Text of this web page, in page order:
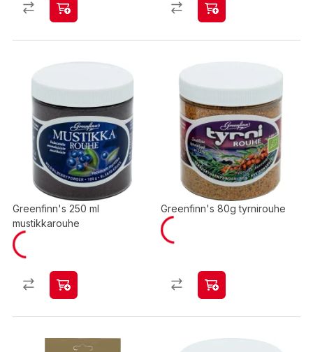
Greenfinn's 250 ml
mustikkarouhe
Greenfinn's 80g tyrnirouhe